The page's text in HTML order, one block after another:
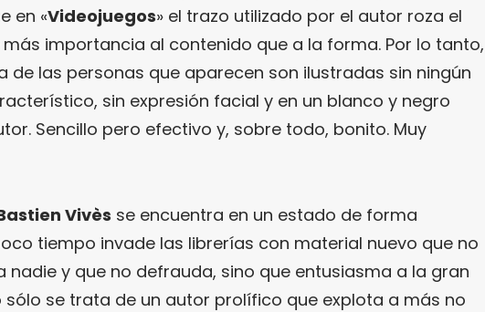
en «Videojuegos» el trazo utilizado por el autor roza el
importancia al contenido que a la forma. Por lo tanto,
de las personas que aparecen son ilustradas sin ningún
sin expresión facial y en un blanco y negro
Sencillo pero efectivo y, sobre todo, bonito. Muy
Vivès se encuentra en un estado de forma
tiempo invade las librerías con material nuevo que no
nadie y que no defrauda, sino que entusiasma a la gran
sólo se trata de un autor prolífico que explota a más no